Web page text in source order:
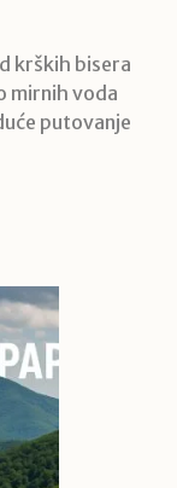
krških bisera
mirnih voda
putovanje